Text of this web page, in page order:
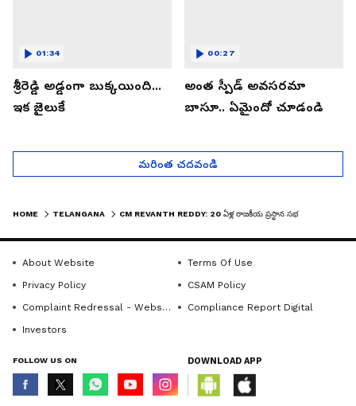
శ్రీరెడ్డి అడ్డంగా బుక్కయింది...
ఇక జైలుకే
01:34
అంత స్పీడ్ అవసరమా
బాసూ.. ఏమైందో చూడండి
00:27
మరింత చదవండి
HOME TELANGANA
About Website
Terms Of Use
Privacy Policy
CSAM Policy
Complaint Redressal - Website
Compliance Report Digital
Investors
FOLLOW US ON DOWNLOAD APP